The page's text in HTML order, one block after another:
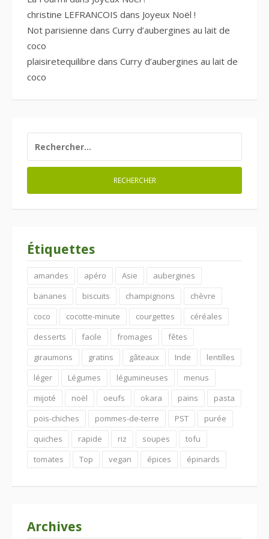
christine LEFRANCOIS dans Joyeux Noël !
Not parisienne dans Curry d’aubergines au lait de
coco
plaisiretequilibre dans Curry d’aubergines au lait de
coco
Étiquettes
amandes apéro Asie
aubergines
bananes
biscuits champignons
chèvre
coco
cocotte-minute courgettes
céréales
desserts
facile fromages
fêtes
giraumons
gratins gâteaux Inde
lentilles
léger
Légumes légumineuses
menus
mijoté
noël oeufs okara pains
pasta
pois-chiches
pommes-de-terre PST
purée
quiches
rapide riz soupes
tofu
tomates
Top vegan épices épinards
Archives